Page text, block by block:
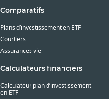
Comparatifs
Plans d’investissement en ETF
Courtiers
Assurances vie
Calculateurs financiers
Calculateur plan d’investissement
en ETF